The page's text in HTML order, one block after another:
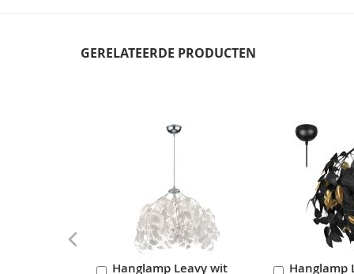
GERELATEERDE PRODUCTEN
Hanglamp Leavy wit
In
Hanglamp
In